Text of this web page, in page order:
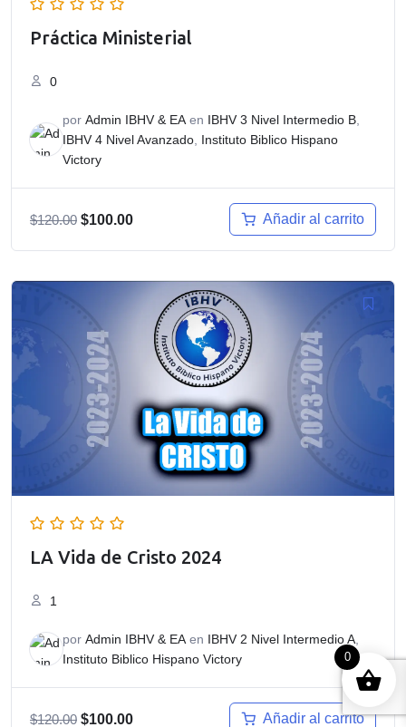
Práctica Ministerial
0
por Admin IBHV & EA en IBHV 3 Nivel Intermedio B
IBHV 4 Nivel Avanzado Instituto Biblico Hispano
Victory
$120.00 El
era:
$100.00El
es:
$100.00.
Añadir al carrito
LA Vida de Cristo 2024
1
por Admin IBHV & EAen IBHV 2 Nivel Intermedio A,
Instituto Biblico Hispano Victory
$120.00 El
$100.00El Añadir al carrito
0